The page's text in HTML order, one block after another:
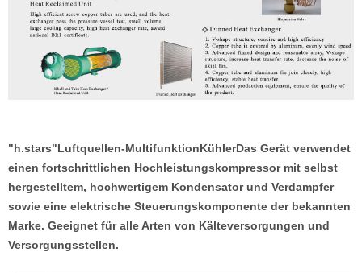
"h.stars"Luftquellen-MultifunktionKühlerDas Gerät verwendet
einen fortschrittlichen Hochleistungskompressor mit selbst
hergestelltem, hochwertigem Kondensator und Verdampfer
sowie eine elektrische Steuerungskomponente der bekannten
Marke. Geeignet für alle Arten von Kälteversorgungen und
Versorgungsstellen.